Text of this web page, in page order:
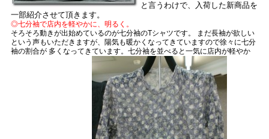
と言うわけで、入荷した新商品を
一部紹介させて頂きます。
◎七分袖で店内を軽やかに、明るく。
そろそろ動きが出始めているのが七分袖のTシャツです。 まだ長袖が欲しい
という声もいただきますが、陽気も暖かくなってきていますので徐々に七分
袖の割合が 多くなってきています。七分袖を並べると一気に店内が軽やか